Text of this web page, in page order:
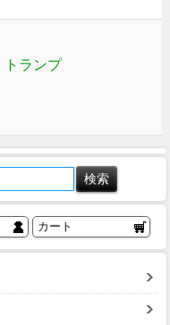
トランプ
カート